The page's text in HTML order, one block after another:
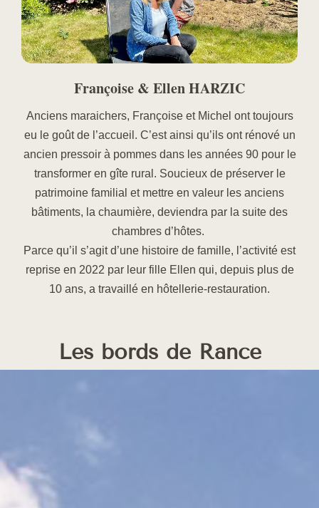
Françoise & Ellen HARZIC
Anciens maraichers, Françoise et Michel ont toujours
eu le goût de l’accueil. C’est ainsi qu’ils ont rénové un
ancien pressoir à pommes dans les années 90 pour le
transformer en gîte rural. Soucieux de préserver le
patrimoine familial et mettre en valeur les anciens
bâtiments, la chaumière, deviendra par la suite des
chambres d’hôtes.
Parce qu’il s’agit d’une histoire de famille, l’activité est
reprise en 2022 par leur fille Ellen qui, depuis plus de
10 ans, a travaillé en hôtellerie-restauration.
Les bords de Rance